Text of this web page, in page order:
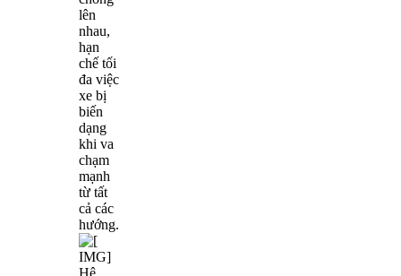
lên
nhau,
hạn
chế tối
đa việc
xe bị
biến
dạng
khi va
chạm
mạnh
từ tất
cả các
hướng.
Hệ